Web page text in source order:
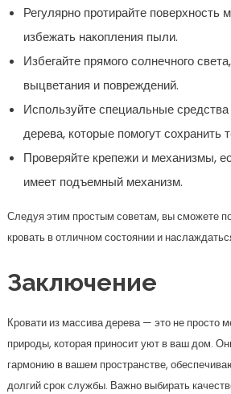
Регулярно протирайте поверхность
избежать накопления пыли.
Избегайте прямого солнечного
выцветания и повреждений.
Используйте специальные
дерева, которые помогут сохранить
Проверяйте крепежи и механизмы,
имеет подъемный механизм.
Следуя этим простым советам, вы сможете
кровать в отличном состоянии и
Заключение
Кровати из массива дерева — это не просто
природы, которая приносит уют в ваш дом.
гармонию в вашем пространстве,
долгий срок службы. Важно выбирать